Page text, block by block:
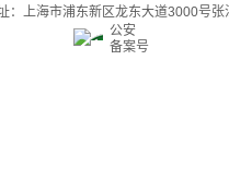
：上海市浦东新区龙东大道3000号
公安
备案号